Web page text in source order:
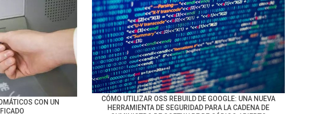
CON UN
CÓMO UTILIZAR OSS REBUILD DE GOOGLE: UNA NUEVA
HERRAMIENTA DE SEGURIDAD PARA LA CADENA DE